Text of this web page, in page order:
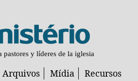
pastores y líderes de la iglesia
Arquivos Mídia Recursos